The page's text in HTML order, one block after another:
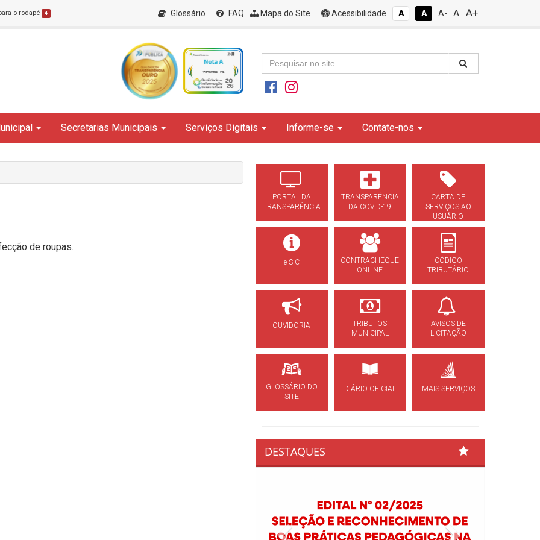
o rodapé 4 Glossário FAQ Mapa do Site Acessibilidade A A A- A A+
Secretarias Municipais Serviços Digitais Informe-se Contate-nos
de roupas.
PORTAL DA
TRANSPARÊNCIA
TRANSPARÊNCIA
DA COVID-19
CARTA DE
SERVIÇOS AO
USUÁRIO
e-SIC
CONTRACHEQUE
ONLINE
CÓDIGO
TRIBUTÁRIO
OUVIDORIA
TRIBUTOS
MUNICIPAL
AVISOS DE
LICITAÇÃO
GLOSSÁRIO DO
SITE
DIÁRIO OFICIAL MAIS SERVIÇOS
DESTAQUES
Previous Next